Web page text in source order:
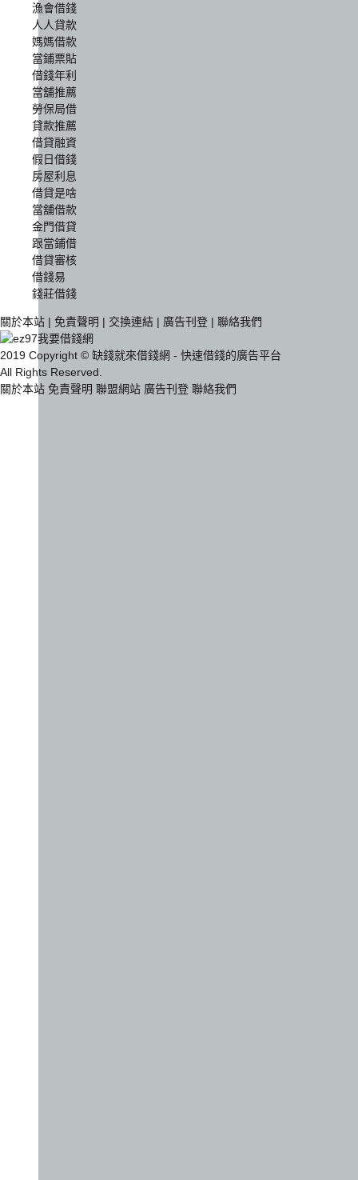
漁會借錢
人人貸款
媽媽借款
當鋪票貼
借錢年利
當舖推薦
勞保局借
貸款推薦
借貸融資
假日借錢
房屋利息
借貸是啥
當舖借款
金門借貸
跟當鋪借
借貸審核
借錢易
錢莊借錢
關於本站 | 免責聲明 | 交換連結 | 廣告刊登 | 聯絡我們
2019 Copyright © 缺錢就來借錢網 - 快速借錢的廣告平台
All Rights Reserved.
關於本站 免責聲明 聯盟網站 廣告刊登 聯絡我們